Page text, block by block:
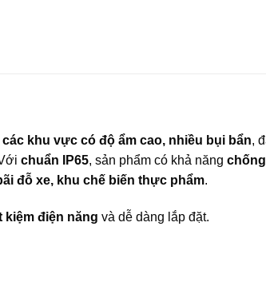
các khu vực có độ ẩm cao, nhiều bụi bẩn,
chuẩn IP65, sản phẩm có khả năng
đỗ xe, khu chế biến thực phẩm.
kiệm điện năng và dễ dàng lắp đặt.